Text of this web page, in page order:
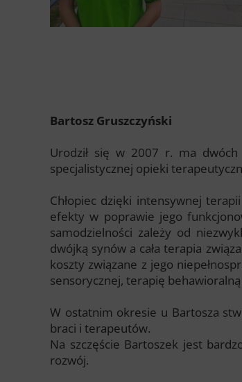
Bartosz Gruszczyński
Urodził się w 2007 r. ma dwóch
specjalistycznej opieki
Chłopiec dzięki intensywnej
efekty w poprawie jego
samodzielności zależy od
dwójką synów a cała terapia
koszty związane z jego
sensorycznej, terapię
W ostatnim okresie u Bartosza
braci i terapeutów.
Na szczęście Bartoszek jest
rozwój.